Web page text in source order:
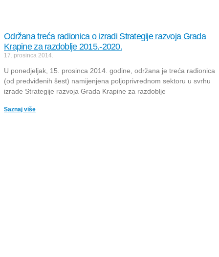
Održana treća radionica o izradi Strategije razvoja Grada
Krapine za razdoblje 2015.-2020.
17. prosinca 2014.
U ponedjeljak, 15. prosinca 2014. godine, održana je treća radionica
(od predviđenih šest) namijenjena poljoprivrednom sektoru u svrhu
izrade Strategije razvoja Grada Krapine za razdoblje
Saznaj više